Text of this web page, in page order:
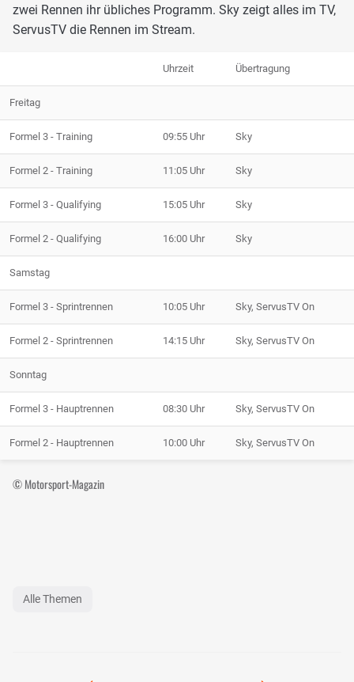
zwei Rennen ihr übliches Programm. Sky zeigt alles im TV,
ServusTV die Rennen im Stream.
Uhrzeit Übertragung
Freitag
Formel 3 - Training 09:55 Uhr Sky
Formel 2 - Training 11:05 Uhr Sky
Formel 3 - Qualifying 15:05 Uhr Sky
Formel 2 - Qualifying 16:00 Uhr Sky
Samstag
Formel 3 - Sprintrennen 10:05 Uhr Sky, ServusTV On
Formel 2 - Sprintrennen 14:15 Uhr Sky, ServusTV On
Sonntag
Formel 3 - Hauptrennen 08:30 Uhr Sky, ServusTV On
Formel 2 - Hauptrennen 10:00 Uhr Sky, ServusTV On
© Motorsport-Magazin
Alle Themen